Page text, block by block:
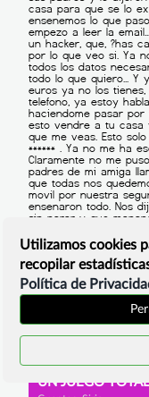
Utilizamos cookies
recopilar
Política de